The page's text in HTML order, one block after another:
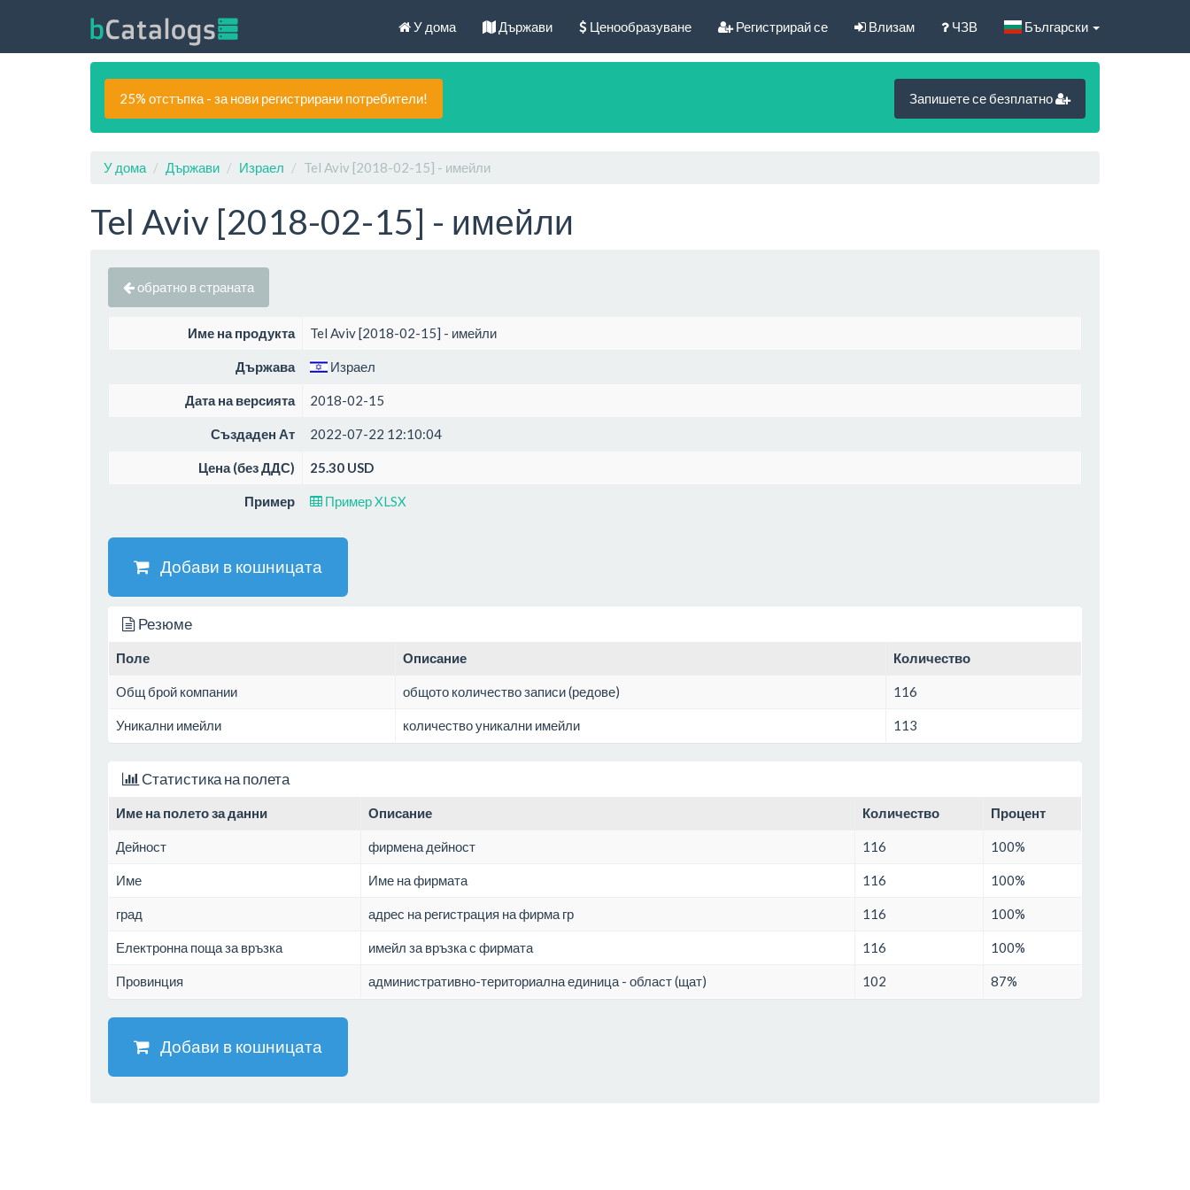
У дома Държави Ценообразуване Регистрирай се Влизам ЧЗВ Български
25% отстъпка - за нови регистрирани потребители! Запишете се безплатно
У дома Държави Израел Tel Aviv [2018-02-15] - имейли
Tel Aviv [2018-02-15] - имейли
обратно в страната
Име на продукта Tel Aviv [2018-02-15] - имейли
Държава Израел
Дата на версията 2018-02-15
Създаден Ат 2022-07-22 12:10:04
Цена (без ДДС) 25.30 USD
Пример Пример XLSX
Добави в кошницата
Резюме
Поле Описание Количество
Общ брой компании общото количество записи (редове) 116
Уникални имейли количество уникални имейли 113
Статистика на полета
Име на полето за данни Описание Количество Процент
Дейност фирмена дейност 116 100%
Име Име на фирмата 116 100%
град адрес на регистрация на фирма гр 116 100%
Електронна поща за връзка имейл за връзка с фирмата 116 100%
Провинция административно-териториална единица - област (щат) 102 87%
Добави в кошницата